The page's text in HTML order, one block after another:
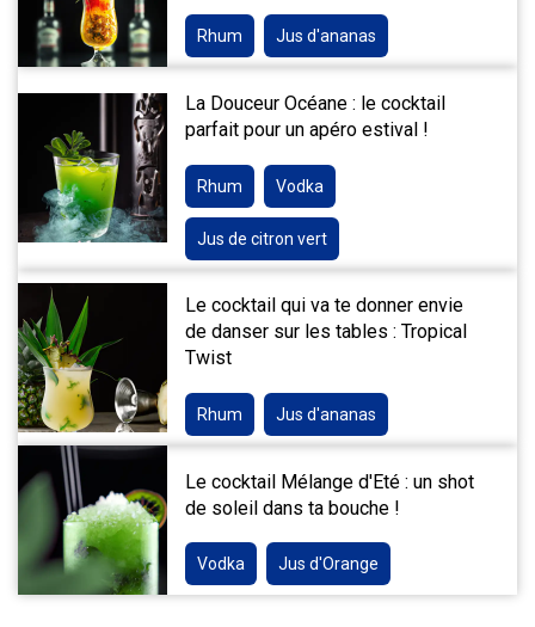
Rhum Jus d'ananas
La Douceur Océane : le cocktail
parfait pour un apéro estival !
Rhum Vodka
Jus de citron vert
Le cocktail qui va te donner envie
de danser sur les tables : Tropical
Twist
Rhum Jus d'ananas
Le cocktail Mélange d'Eté : un shot
de soleil dans ta bouche !
Vodka Jus d'Orange